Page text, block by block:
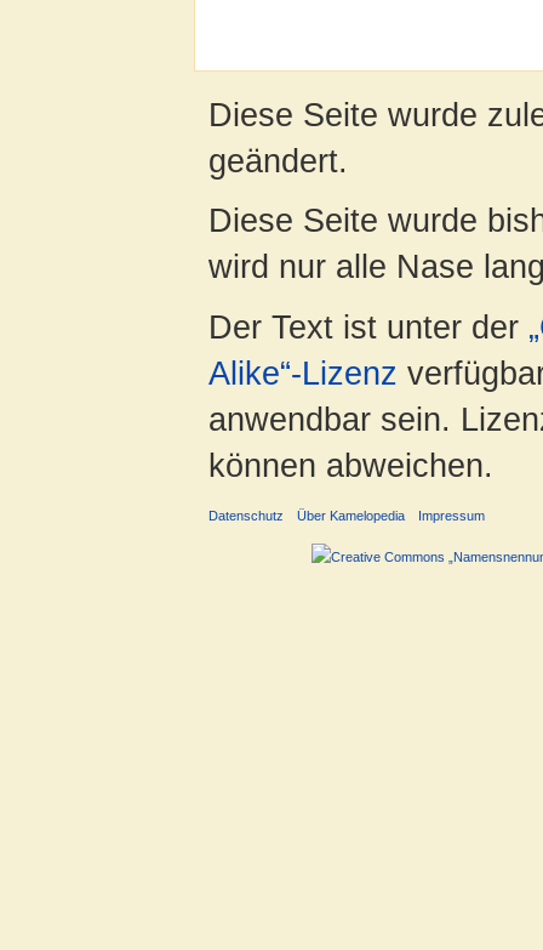
Diese Seite wurde
geändert.
Diese Seite wurde
wird nur alle Nase
Der Text ist unter der
Alike“-Lizenz
anwendbar sein.
können abweichen.
Datenschutz Über Kamelopedia Impressum